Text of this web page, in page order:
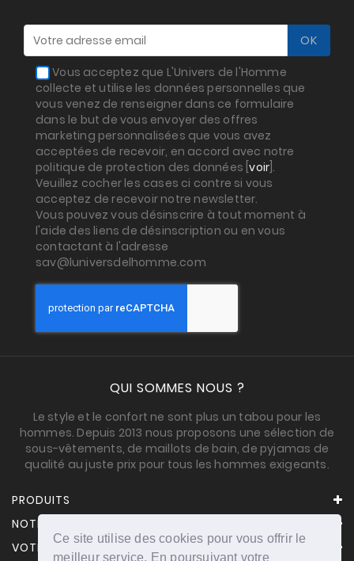
Ce site utilise des cookies pour vous offrir le
meilleur service. En poursuivant votre
Vous acceptez que L'Univers de l'Homme
collecte et utilise les données personnelles que
vous venez de renseigner dans ce formulaire
dans le but de vous envoyer des offres
marketing personnalisées que vous avez
acceptées de recevoir, en accord avec notre
politique de protection des données [voir ].
Veuillez cocher les cases ci contre si vous
acceptez de recevoir notre newsletter.
Vous pouvez vous désinscrire à tout moment à
l'aide des liens de désinscription ou en vous
contactant à l'adresse
sav@luniversdelhomme.com
QUI SOMMES NOUS ?
Le style et le confort ne sont plus un tabou pour les
hommes. Depuis 2013 nous proposons une sélection de
sous-vêtements, de maillots de bain, de pyjamas de
qualité au juste prix pour tous les hommes exigeants.
PRODUITS
NOTRE SOCIÉTÉ
VOTRE COMPTE